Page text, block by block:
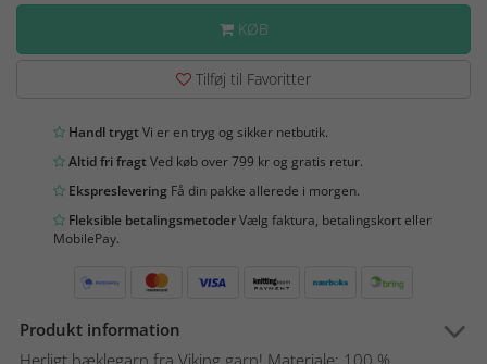
KØB
Tilføj til Favoritter
Handl trygtVi er en tryg og sikker netbutik.
Altid fri fragtVed køb over 799 kr og gratis retur.
Ekspreslevering Få din pakke allerede i morgen.
Fleksible betalingsmetoderVælg faktura, betalingskort eller
MobilePay.
Produkt information